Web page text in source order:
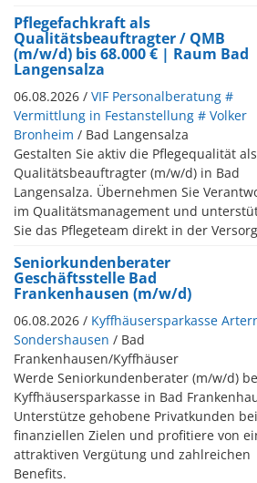
Pflegefachkraft als
Qualitätsbeauftragter / QMB
(m/w/d) bis 68.000 € | Raum Bad
Langensalza
06.08.2026 / VIF Personalberatung #
Vermittlung in Festanstellung # Volker
Bronheim / Bad Langensalza
Gestalten Sie aktiv die Pflegequalität als
Qualitätsbeauftragter (m/w/d) in Bad
Langensalza. Übernehmen Sie
im Qualitätsmanagement und
Sie das Pflegeteam direkt in der
Seniorkundenberater
Geschäftsstelle Bad
Frankenhausen (m/w/d)
06.08.2026 / Kyffhäusersparkasse
Sondershausen / Bad
Frankenhausen/Kyffhäuser
Werde Seniorkundenberater (m/w/d)
Kyffhäusersparkasse in Bad
Unterstütze gehobene Privatkunden
finanziellen Zielen und profitiere von
attraktiven Vergütung und zahlreichen
Benefits.